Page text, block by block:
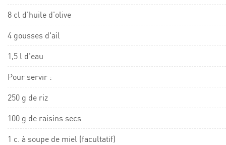
8 cl d'huile d'olive
4 gousses d'ail
1,5 l d'eau
Pour servir :
250 g de riz
100 g de raisins secs
1 c. à soupe de miel (facultatif)